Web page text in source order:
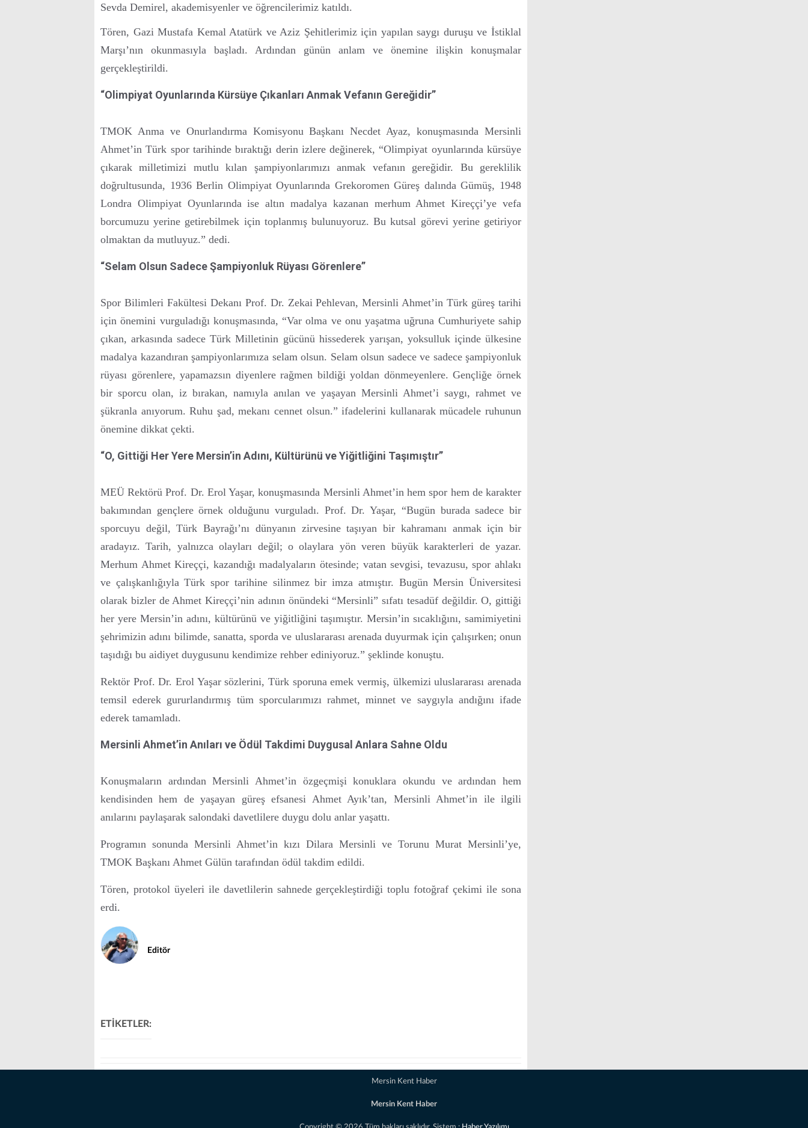
Sevda Demirel, akademisyenler ve öğrencilerimiz katıldı.
Tören, Gazi Mustafa Kemal Atatürk ve Aziz Şehitlerimiz için yapılan saygı duruşu ve İstiklal
Marşı’nın okunmasıyla başladı. Ardından günün anlam ve önemine ilişkin konuşmalar
gerçekleştirildi.
“Olimpiyat Oyunlarında Kürsüye Çıkanları Anmak Vefanın Gereğidir”
TMOK Anma ve Onurlandırma Komisyonu Başkanı Necdet Ayaz, konuşmasında Mersinli
Ahmet’in Türk spor tarihinde bıraktığı derin izlere değinerek, “Olimpiyat oyunlarında kürsüye
çıkarak milletimizi mutlu kılan şampiyonlarımızı anmak vefanın gereğidir. Bu gereklilik
doğrultusunda, 1936 Berlin Olimpiyat Oyunlarında Grekoromen Güreş dalında Gümüş, 1948
Londra Olimpiyat Oyunlarında ise altın madalya kazanan merhum Ahmet Kireççi’ye vefa
borcumuzu yerine getirebilmek için toplanmış bulunuyoruz. Bu kutsal görevi yerine getiriyor
olmaktan da mutluyuz.” dedi.
“Selam Olsun Sadece Şampiyonluk Rüyası Görenlere”
Spor Bilimleri Fakültesi Dekanı Prof. Dr. Zekai Pehlevan, Mersinli Ahmet’in Türk güreş tarihi
için önemini vurguladığı konuşmasında, “Var olma ve onu yaşatma uğruna Cumhuriyete sahip
çıkan, arkasında sadece Türk Milletinin gücünü hissederek yarışan, yoksulluk içinde ülkesine
madalya kazandıran şampiyonlarımıza selam olsun. Selam olsun sadece ve sadece şampiyonluk
rüyası görenlere, yapamazsın diyenlere rağmen bildiği yoldan dönmeyenlere. Gençliğe örnek
bir sporcu olan, iz bırakan, namıyla anılan ve yaşayan Mersinli Ahmet’i saygı, rahmet ve
şükranla anıyorum. Ruhu şad, mekanı cennet olsun.” ifadelerini kullanarak mücadele ruhunun
önemine dikkat çekti.
“O, Gittiği Her Yere Mersin’in Adını, Kültürünü ve Yiğitliğini Taşımıştır”
MEÜ Rektörü Prof. Dr. Erol Yaşar, konuşmasında Mersinli Ahmet’in hem spor hem de karakter
bakımından gençlere örnek olduğunu vurguladı. Prof. Dr. Yaşar, “Bugün burada sadece bir
sporcuyu değil, Türk Bayrağı’nı dünyanın zirvesine taşıyan bir kahramanı anmak için bir
aradayız. Tarih, yalnızca olayları değil; o olaylara yön veren büyük karakterleri de yazar.
Merhum Ahmet Kireççi, kazandığı madalyaların ötesinde; vatan sevgisi, tevazusu, spor ahlakı
ve çalışkanlığıyla Türk spor tarihine silinmez bir imza atmıştır. Bugün Mersin Üniversitesi
olarak bizler de Ahmet Kireççi’nin adının önündeki “Mersinli” sıfatı tesadüf değildir. O, gittiği
her yere Mersin’in adını, kültürünü ve yiğitliğini taşımıştır. Mersin’in sıcaklığını, samimiyetini
şehrimizin adını bilimde, sanatta, sporda ve uluslararası arenada duyurmak için çalışırken; onun
taşıdığı bu aidiyet duygusunu kendimize rehber ediniyoruz.” şeklinde konuştu.
Rektör Prof. Dr. Erol Yaşar sözlerini, Türk sporuna emek vermiş, ülkemizi uluslararası arenada
temsil ederek gururlandırmış tüm sporcularımızı rahmet, minnet ve saygıyla andığını ifade
ederek tamamladı.
Mersinli Ahmet’in Anıları ve Ödül Takdimi Duygusal Anlara Sahne Oldu
Konuşmaların ardından Mersinli Ahmet’in özgeçmişi konuklara okundu ve ardından hem
kendisinden hem de yaşayan güreş efsanesi Ahmet Ayık’tan, Mersinli Ahmet’in ile ilgili
anılarını paylaşarak salondaki davetlilere duygu dolu anlar yaşattı.
Programın sonunda Mersinli Ahmet’in kızı Dilara Mersinli ve Torunu Murat Mersinli’ye,
TMOK Başkanı Ahmet Gülün tarafından ödül takdim edildi.
Tören, protokol üyeleri ile davetlilerin sahnede gerçekleştirdiği toplu fotoğraf çekimi ile sona
erdi.
Editör
ETİKETLER:
Mersin Kent Haber
Mersin Kent Haber